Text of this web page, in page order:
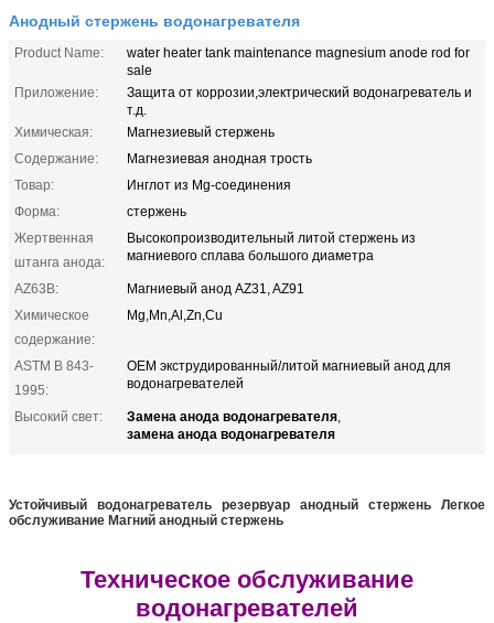
Анодный стержень водонагревателя
Product Name:
water heater tank maintenance magnesium anode rod for
sale
Приложение:
Защита от коррозии,электрический водонагреватель и
т.д.
Химическая:
Магнезиевый стержень
Содержание:
Магнезиевая анодная трость
Товар:
Инглот из Mg-соединения
Форма:
стержень
Жертвенная
штанга анода:
Высокопроизводительный литой стержень из
магниевого сплава большого диаметра
AZ63B:
Магниевый анод AZ31, AZ91
Химическое
содержание:
Mg,Mn,Al,Zn,Cu
ASTM B 843-
1995:
OEM экструдированный/литой магниевый анод для
водонагревателей
Высокий свет: Замена анода водонагревателя,
замена анода водонагревателя
Устойчивый водонагреватель резервуар анодный стержень Легкое
обслуживание Магний анодный стержень
Техническое обслуживание
водонагревателей